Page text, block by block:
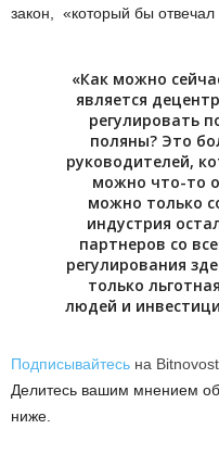
закон, «который бы
«Как можно
является
регулировать
поляны? Это
руководителей,
можно что-то
можно только
индустрия
партнеров со
регулирования
только
людей и
Подписывайтесь на
Делитесь вашим мнением
ниже.